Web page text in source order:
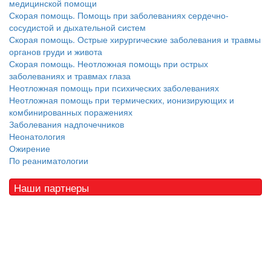
медицинской помощи
Скорая помощь. Помощь при заболеваниях сердечно-
сосудистой и дыхательной систем
Скорая помощь. Острые хирургические заболевания и травмы
органов груди и живота
Скорая помощь. Неотложная помощь при острых
заболеваниях и травмах глаза
Неотложная помощь при психических заболеваниях
Неотложная помощь при термических, ионизирующих и
комбинированных поражениях
Заболевания надпочечников
Неонатология
Ожирение
По реаниматологии
Наши партнеры